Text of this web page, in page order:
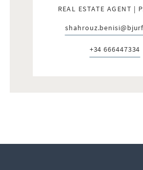
REAL ESTATE AGENT |
E-post:
Telefon:
+34 666447334